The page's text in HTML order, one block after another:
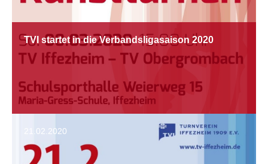
TVI startet in die Verbandsligasaison 2020
21.02.2020